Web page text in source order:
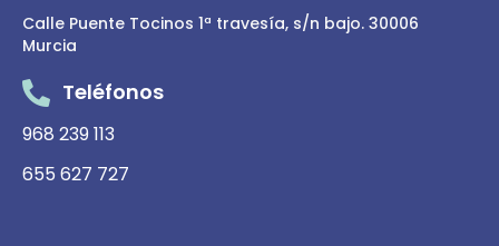
Calle Puente Tocinos 1ª travesía, s/n bajo. 30006
Murcia
Teléfonos
968 239 113
655 627 727